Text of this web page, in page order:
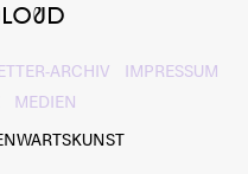
ARCHIV
IMPRESSUM
MEDIEN